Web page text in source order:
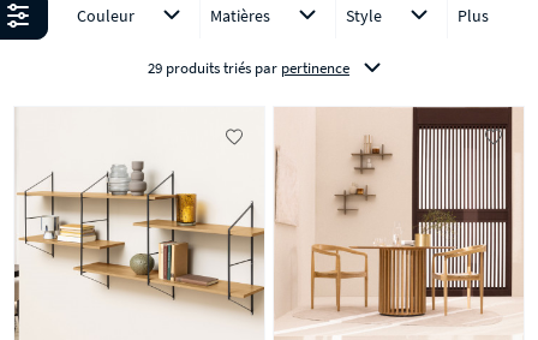
Affiner Couleur Matières Style Plus
29 produits triés par pertinence